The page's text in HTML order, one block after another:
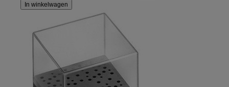
In winkelwagen